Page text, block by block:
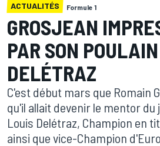
ACTUALITÉS Formule 1
GROSJEAN
PAR SON
DELÉTRAZ
C'est début mars que Romain
qu'il allait devenir le mentor du
Louis Delétraz, Champion en
ainsi que vice-Champion